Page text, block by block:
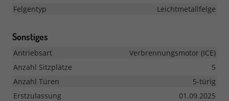
Felgentyp
Leichtmetallfelge
Sonstiges
Antriebsart
Verbrennungsmotor (ICE)
Anzahl Sitzplätze
5
Anzahl Türen
5-türig
Erstzulassung
01.09.2025